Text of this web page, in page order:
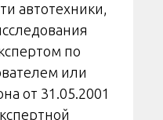
автотехники,
по
или
от 31.05.2001